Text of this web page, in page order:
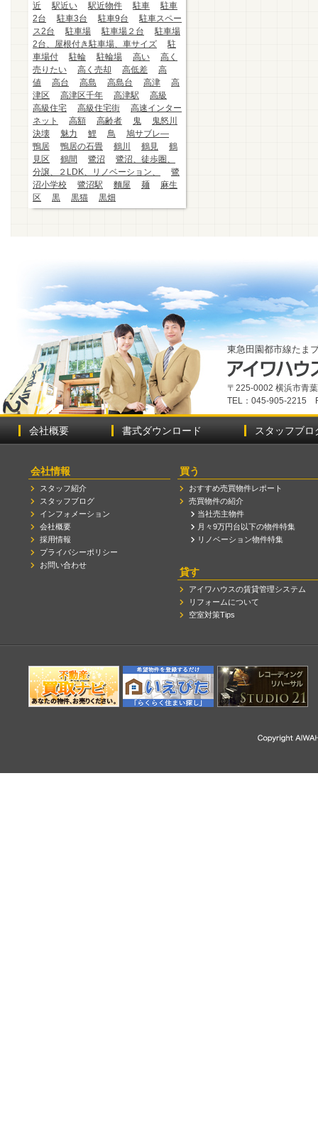
近
駅近い 駅近物件 駐車
駐車
2台
駐車3台 駐車9台
駐車スペー
ス2台
駐車場 駐車場２台
駐車場
2台、屋根付き駐車場、車サイズ
駐
車場付
駐輪 駐輪場 高い
高く
売りたい
高く売却 高低差
高
値
高台 高島 高島台 高津
高
津区
高津区千年 高津駅
高級
高級住宅
高級住宅街
高速インター
ネット
高額 高齢者 鬼
鬼怒川
決壊
魅力 鯉 鳥
鳩サブレ―
鴨居
鴨居の石畳 鶴川 鶴見
鶴
見区
鶴間 鷺沼
鷺沼、徒歩圏、
分譲、２LDK、リノベーション、
鷺
沼小学校
鷺沼駅 麵屋 麺
麻生
区
黒 黒猫 黒畑
東急田園都市線たま
〒225-0002 横浜市青
TEL：045-905-2215
会社概要 書式ダウンロード スタッフブロ
会社情報
スタッフ紹介
スタッフブログ
インフォメーション
会社概要
採用情報
プライバシーポリシー
お問い合わせ
買う
おすすめ売買物件レポート
売買物件の紹介
当社売主物件
月々9万円台以下の物件特集
リノベーション物件特集
貸す
アイワハウスの賃貸管理システム
リフォームについて
空室対策Tips